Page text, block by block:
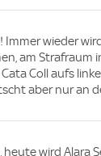
wieder
am Strafraum
Coll aufs
aber nur an
wird Alara